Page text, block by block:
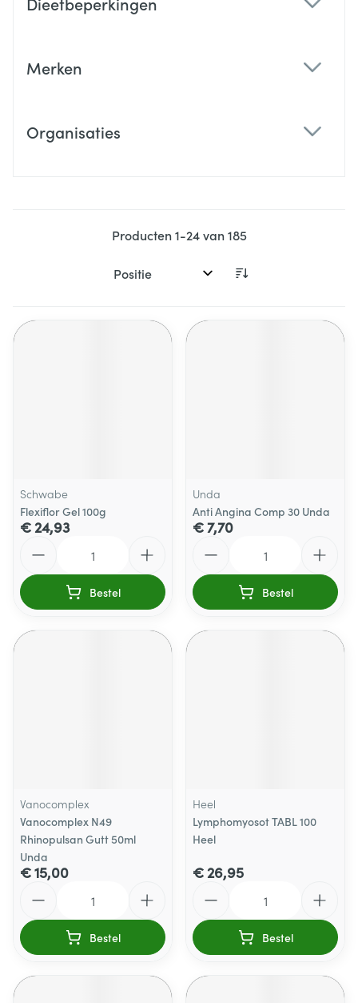
Merken
Organisaties
Producten1-24van185
Sorteer op:
Schwabe
Flexiflor Gel 100g
€ 24,93
Bestel
Unda
Anti Angina Comp 30 Unda
€ 7,70
Bestel
Vanocomplex
Vanocomplex N49
Rhinopulsan Gutt 50ml
Unda
€ 15,00
Bestel
Heel
Lymphomyosot TABL 100
Heel
€ 26,95
Bestel